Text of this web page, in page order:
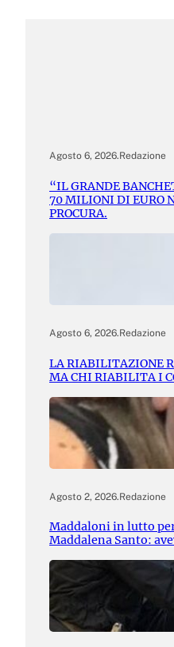
Agosto 6, 2026.Redazione
“IL GRANDE
70 MILIONI DI EURO
PROCURA.
Agosto 6, 2026.Redazione
LA RIABILITAZIONE
MA CHI RIABILITA I
Agosto 2, 2026.Redazione
Maddaloni in lutto
Maddalena Santo: